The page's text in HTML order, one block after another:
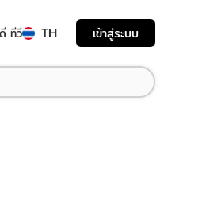
ทีวี TH เข้าสู่ระบบ